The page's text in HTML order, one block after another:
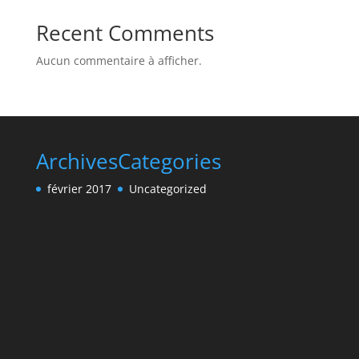
Recent Comments
Aucun commentaire à afficher.
Archives
février 2017
Categories
Uncategorized